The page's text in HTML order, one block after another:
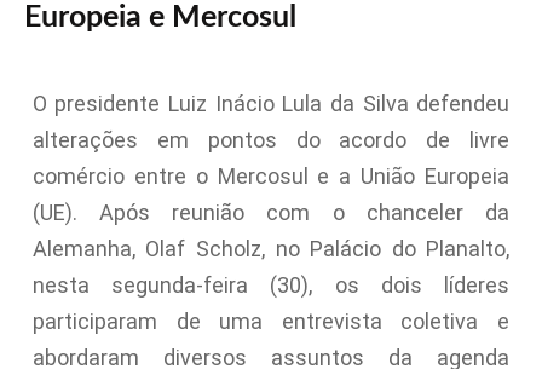
Europeia e Mercosul
O presidente Luiz Inácio Lula da Silva defendeu
alterações em pontos do acordo de livre
comércio entre o Mercosul e a União Europeia
(UE). Após reunião com o chanceler da
Alemanha, Olaf Scholz, no Palácio do Planalto,
nesta segunda-feira (30), os dois líderes
participaram de uma entrevista coletiva e
abordaram diversos assuntos da agenda